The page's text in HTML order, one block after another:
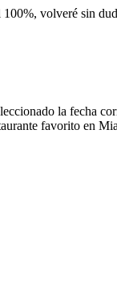
volveré sin
la fecha
favorito en